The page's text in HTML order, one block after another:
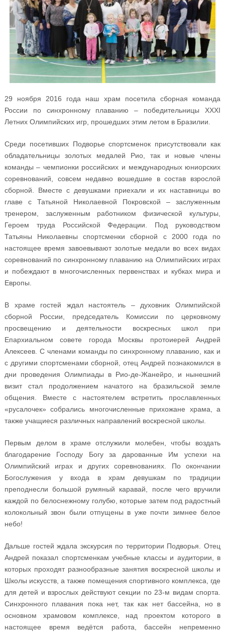
29 ноября 2016 года наш храм посетила сборная команда
России по синхронному плаванию – победительницы XXXI
Летних Олимпийских игр, прошедших этим летом в Бразилии.
Среди посетивших Подворье спортсменок присутствовали как
обладательницы золотых медалей Рио, так и новые члены
команды – чемпионки российских и международных юниорских
соревнований, совсем недавно вошедшие в состав взрослой
сборной. Вместе с девушками приехали и их наставницы во
главе с Татьяной Николаевной Покровской – заслуженным
тренером, заслуженным работником физической культуры,
Героем труда Российской Федерации. Под руководством
Татьяны Николаевны спортсменки сборной с 2000 года по
настоящее время завоевывают золотые медали во всех видах
соревнований по синхронному плаванию на Олимпийских играх
и побеждают в многочисленных первенствах и кубках мира и
Европы.
В храме гостей ждал настоятель – духовник Олимпийской
сборной России, председатель Комиссии по церковному
просвещению и деятельности воскресных школ при
Епархиальном совете города Москвы протоиерей Андрей
Алексеев. С членами команды по синхронному плаванию, как и
с другими спортсменами сборной, отец Андрей познакомился в
дни проведения Олимпиады в Рио-де-Жанейро, и нынешний
визит стал продолжением начатого на бразильской земле
общения. Вместе с настоятелем встретить прославленных
«русалочек» собрались многочисленные прихожане храма, а
также учащиеся различных направлений воскресной школы.
Первым делом в храме отслужили молебен, чтобы воздать
благодарение Господу Богу за дарованные Им успехи на
Олимпийский играх и других соревнованиях. По окончании
Богослужения у входа в храм девушкам по традиции
преподнесли большой румяный каравай, после чего вручили
каждой по белоснежному голубю, которые затем под радостный
колокольный звон были отпущены в уже почти зимнее белое
небо!
Дальше гостей ждала экскурсия по территории Подворья. Отец
Андрей показал спортсменкам учебные классы и аудитории, в
которых проходят разнообразные занятия воскресной школы и
Школы искусств, а также помещения спортивного комплекса, где
для детей и взрослых действуют секции по 23-м видам спорта.
Синхронного плавания пока нет, так как нет бассейна, но в
основном храмовом комплексе, над проектом которого в
настоящее время ведётся работа, бассейн непременно